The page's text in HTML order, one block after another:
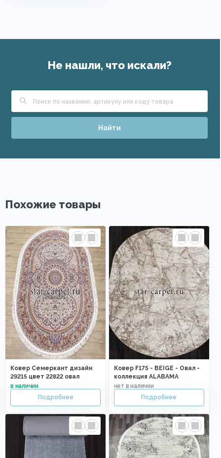
Не нашли, что искали?
Найти
Похожие товары
Ковер Семеркант дизайн
29215 цвет 22822 овал
Ковер F175 - BEIGE - Овал -
коллекция ALABAMA